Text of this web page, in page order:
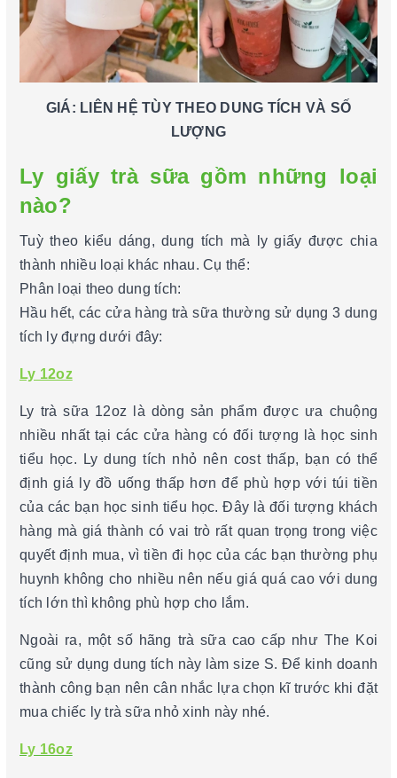
GIÁ: LIÊN HỆ TÙY THEO DUNG TÍCH VÀ SỐ
LƯỢNG
Ly giấy trà sữa gồm những loại
nào?
Tuỳ theo kiểu dáng, dung tích mà ly giấy được chia
thành nhiều loại khác nhau. Cụ thể:
Phân loại theo dung tích:
Hầu hết, các cửa hàng trà sữa thường sử dụng 3 dung
tích ly đựng dưới đây:
Ly 12oz
Ly trà sữa 12oz là dòng sản phẩm được ưa chuộng
nhiều nhất tại các cửa hàng có đối tượng là học sinh
tiểu học. Ly dung tích nhỏ nên cost thấp, bạn có thể
định giá ly đồ uống thấp hơn để phù hợp với túi tiền
của các bạn học sinh tiểu học. Đây là đối tượng khách
hàng mà giá thành có vai trò rất quan trọng trong việc
quyết định mua, vì tiền đi học của các bạn thường phụ
huynh không cho nhiều nên nếu giá quá cao với dung
tích lớn thì không phù hợp cho lắm.
Ngoài ra, một số hãng trà sữa cao cấp như The Koi
cũng sử dụng dung tích này làm size S. Để kinh doanh
thành công bạn nên cân nhắc lựa chọn kĩ trước khi đặt
mua chiếc ly trà sữa nhỏ xinh này nhé.
Ly 16oz